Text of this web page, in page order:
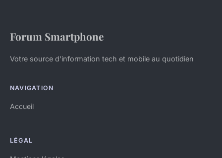
Forum Smartphone
Votre source d'information tech et mobile au quotidien
NAVIGATION
Accueil
LÉGAL